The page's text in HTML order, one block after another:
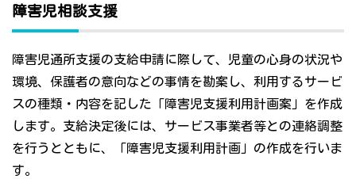
障害児相談支援
障害児通所支援の支給申請に際して、児童の心身の状況や
環境、保護者の意向などの事情を勘案し、利用するサービ
スの種類・内容を記した「障害児支援利用計画案」を作成
します。支給決定後には、サービス事業者等との連絡調整
を行うとともに、「障害児支援利用計画」の作成を行いま
す。